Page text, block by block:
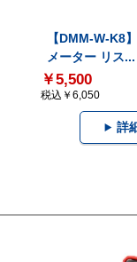
【DMM-W-K8
メーター リス...
￥5,500
税込￥6,050
詳